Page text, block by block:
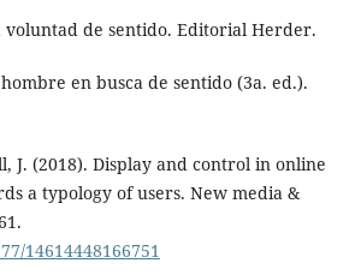
voluntad de sentido. Editorial Herder.
en busca de sentido (3a. ed.).
J. (2018). Display and control in online
a typology of users. New media &
14614448166751